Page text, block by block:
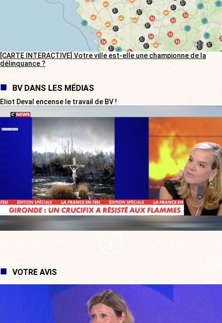
[CARTE INTERACTIVE] Votre ville est-elle une championne de la
délinquance ?
BV DANS LES MÉDIAS
Eliot Deval encense le travail de BV !
VOTRE AVIS